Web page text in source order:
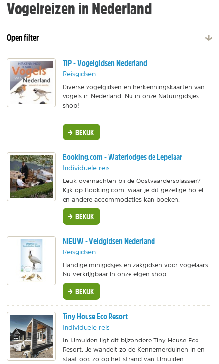
Vogelreizen in Nederland
Open filter
TIP - Vogelgidsen Nederland
Reisgidsen
Diverse vogelgidsen en herkenningskaarten van
vogels in Nederland. Nu in onze Natuurgidsjes
shop!
BEKIJK
Booking.com - Waterlodges de Lepelaar
Individuele reis
Leuk overnachten bij de Oostvaardersplassen?
Kijk op Booking.com, waar je dit gezellige hotel
en andere accommodaties kan boeken.
BEKIJK
NIEUW - Veldgidsen Nederland
Reisgidsen
Handige minigidsjes en zakgidsen voor vogelaars.
Nu verkrijgbaar in onze eigen shop.
BEKIJK
Tiny House Eco Resort
Individuele reis
In IJmuiden ligt dit bijzondere Tiny House Eco
Resort. Je wandelt zo de Kennemerduinen in en
staat ook zo op het strand van IJmuiden.